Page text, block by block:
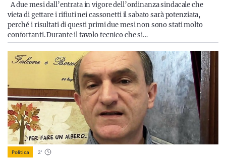
A due mesi dall’entrata in vigore dell’ordinanza sindacale che
vieta di gettare i rifiuti nei cassonetti il sabato sarà potenziata,
perché i risultati di questi primi due mesi non sono stati molto
confortanti. Durante il tavolo tecnico che si…
Politica 2'